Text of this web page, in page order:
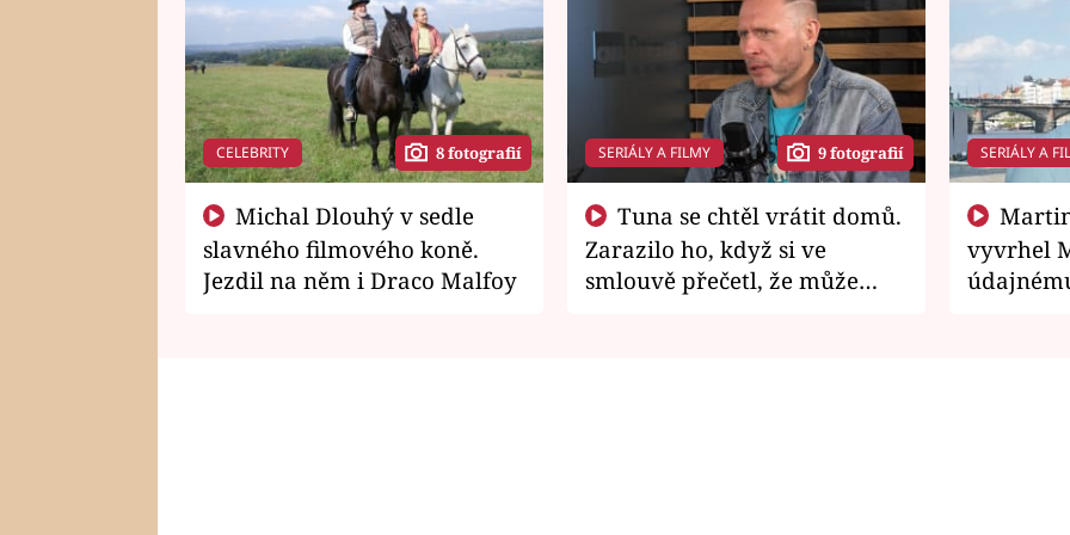
CELEBRITY 8 fotografií
slavného filmového koně.
Jezdil na něm i Draco Malfoy
SERIÁLY A FILMY 9 fotografií
Zarazilo ho, když si ve
smlouvě přečetl, že může
SERIÁLY A
vyvrhel